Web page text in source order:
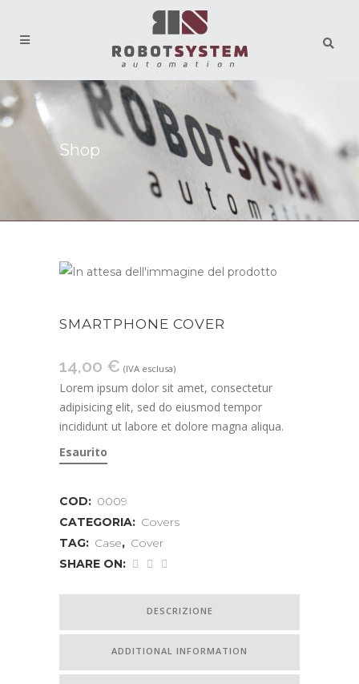
Shop
SMARTPHONE COVER
14,00 € (IVA esclusa)
Lorem ipsum dolor sit amet, consectetur
adipisicing elit, sed do eiusmod tempor
incididunt ut labore et dolore magna aliqua.
Esaurito
COD: 0009
CATEGORIA: Covers
TAG: Case, Cover
SHARE ON:
DESCRIZIONE
ADDITIONAL INFORMATION